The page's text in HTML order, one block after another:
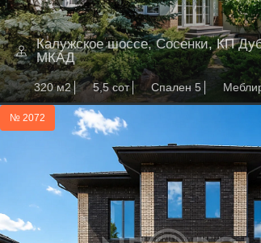
Калужское шоссе, Сосенки, КП
МКАД
320 м2 5,5 сот Спален 5
№ 2072